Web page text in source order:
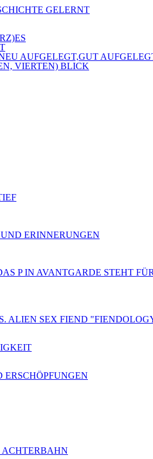
GELERNT
AUFGELEGT,GUT
VIERTEN) BLICK
ERINNERUNGEN
P IN AVANTGARDE STEHT
ALIEN SEX FIEND
ACHTERBAHN